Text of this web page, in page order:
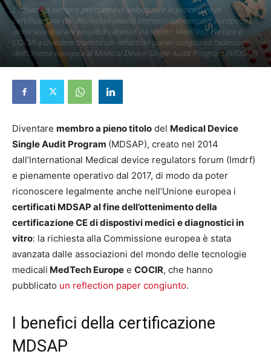
L’obiettivo sempre pressante di velocizzare le procedure di
certificazione dei dispositivi medici immessi sul mercato europeo,
onde scongiurare possibili carenze, ha spinto MedTech Europe e
COCIR a chiedere tramite un reflection paper congiunto l’adesione
dell’Unione europea al Medical Device Single Audit Program (MDSAP)
4 Marzo 2025
Diventare membro a pieno titolo del Medical Device
Single Audit Program (MDSAP), creato nel 2014
dall’International Medical device regulators forum (Imdrf)
e pienamente operativo dal 2017, di modo da poter
riconoscere legalmente anche nell’Unione europea i
certificati MDSAP al fine dell’ottenimento della
certificazione CE di dispostivi medici e diagnostici in
vitro: la richiesta alla Commissione europea è stata
avanzata dalle associazioni del mondo delle tecnologie
medicali MedTech Europe e COCIR, che hanno
pubblicato un reflection paper congiunto.
I benefici della certificazione
MDSAP